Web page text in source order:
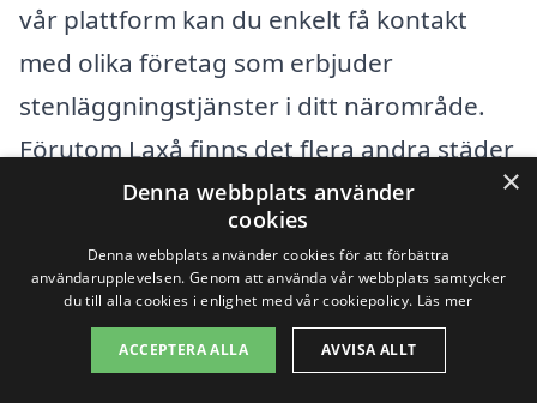
vår plattform kan du enkelt få kontakt
med olika företag som erbjuder
stenläggningstjänster i ditt närområde.
Förutom Laxå finns det flera andra städer
där kunniga hantverkare kan hjälpa dig
med din stenläggning. Några av dessa
städer inkluderar:
Brandstad
×
Denna webbplats använder
cookies
Denna webbplats använder cookies för att förbättra
användarupplevelsen. Genom att använda vår webbplats samtycker
du till alla cookies i enlighet med vår cookiepolicy. Läs mer
ACCEPTERA ALLA AVVISA ALLT